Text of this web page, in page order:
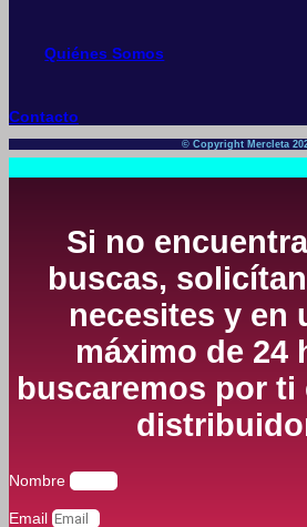
Quiénes Somos
Contacto
© Copyright Mercleta
Si no
buscas,
necesites y en
máximo de 24
buscaremos por ti
Nombre
Email